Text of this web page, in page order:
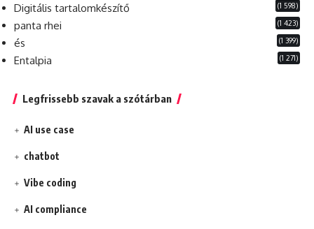
Digitális tartalomkészítő (1 598)
panta rhei (1 423)
és (1 399)
Entalpia (1 271)
Legfrissebb szavak a szótárban
AI use case
chatbot
Vibe coding
AI compliance